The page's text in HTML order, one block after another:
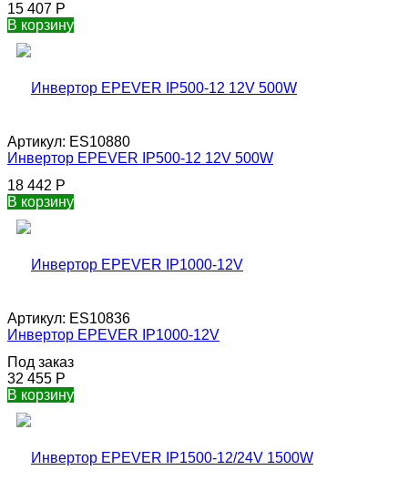
15 407 Р
В корзину
Артикул: ES10880
Инвертор EPEVER IP500-12 12V 500W
18 442 Р
В корзину
Артикул: ES10836
Инвертор EPEVER IP1000-12V
Под заказ
32 455 Р
В корзину